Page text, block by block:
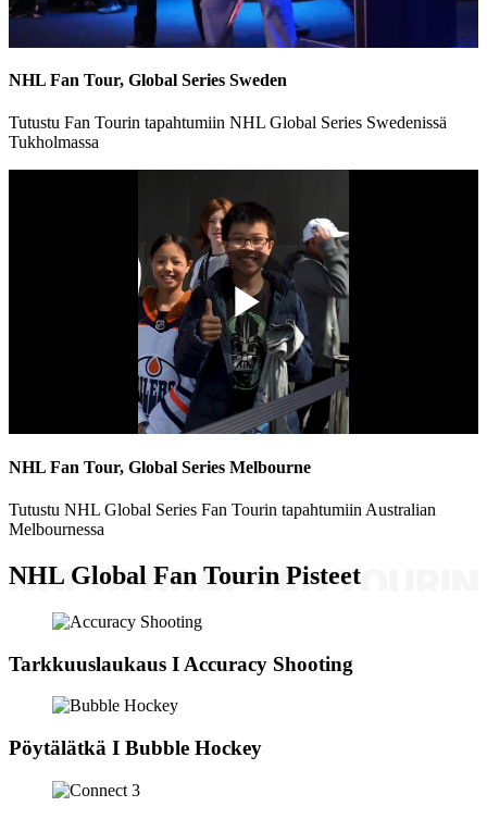
Video
NHL Fan Tour, Global Series Sweden
Tutustu Fan Tourin tapahtumiin NHL Global Series Swedenissä
Tukholmassa
Play
Video
NHL Fan Tour, Global Series Melbourne
Tutustu NHL Global Series Fan Tourin tapahtumiin Australian
Melbournessa
NHL Global Fan Tourin Pisteet
Tarkkuuslaukaus I Accuracy Shooting
Pöytälätkä I Bubble Hockey